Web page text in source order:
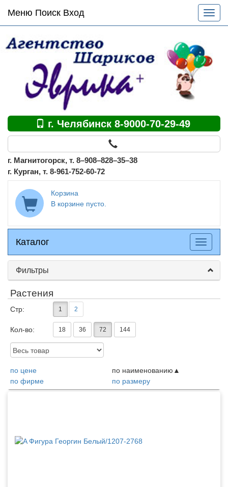
Основное
меню
по
Меню Поиск Вход
меню
г. Челябинск 8-9000-70-29-49
г. Магнитогорск, т. 8–908–828–35–38
г. Курган, т. 8-961-752-60-72
Корзина
В корзине пусто.
Каталог
Каталог
меню
Фильтры
Растения
Стр: 1 2
Кол-во: 18 36 72 144
Доступность:
по цене
по наименованию
по фирме
по размеру